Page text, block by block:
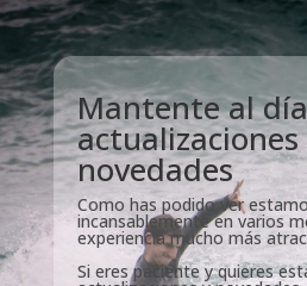
Mantente al
actualizaciones
novedades
Como has podido ver
incansablemente en varios
experiencia mucho más
Si eres paciente y quieres